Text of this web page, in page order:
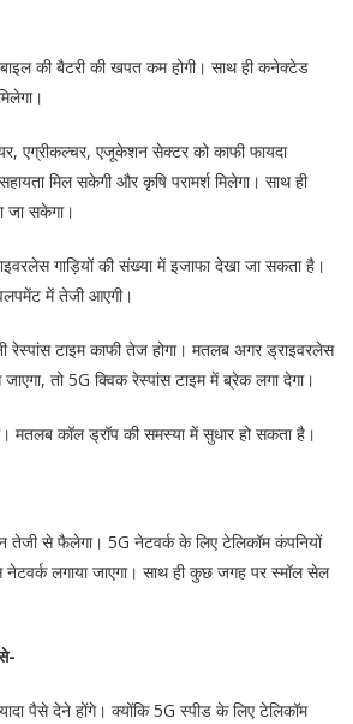
की बैटरी की खपत कम होगी। साथ ही कनेक्टेड
एग्रीकल्चर, एजूकेशन सेक्टर को काफी फायदा
मिल सकेगी और कृषि परामर्श मिलेगा। साथ ही
जा सकेगा।
गाड़ियों की संख्या में इजाफा देखा जा सकता है।
में तेजी आएगी।
टाइम काफी तेज होगा। मतलब अगर ड्राइवरलेस
तो 5G क्विक रेस्पांस टाइम में ब्रेक लगा देगा।
मतलब कॉल ड्रॉप की समस्या में सुधार हो सकता है।
से फैलेगा। 5G नेटवर्क के लिए टेलिकॉम कंपनियों
लगाया जाएगा। साथ ही कुछ जगह पर स्मॉल सेल
पैसे देने होंगे। क्योंकि 5G स्पीड के लिए टेलिकॉम